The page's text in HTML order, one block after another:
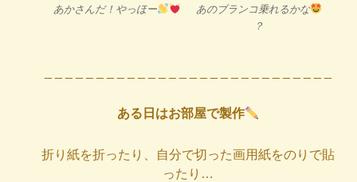
あかさんだ！やっほー
あのブランコ乗れるかな
？
ある日はお部屋で製作
折り紙を折ったり、自分で切った画用紙をのりで貼
ったり…